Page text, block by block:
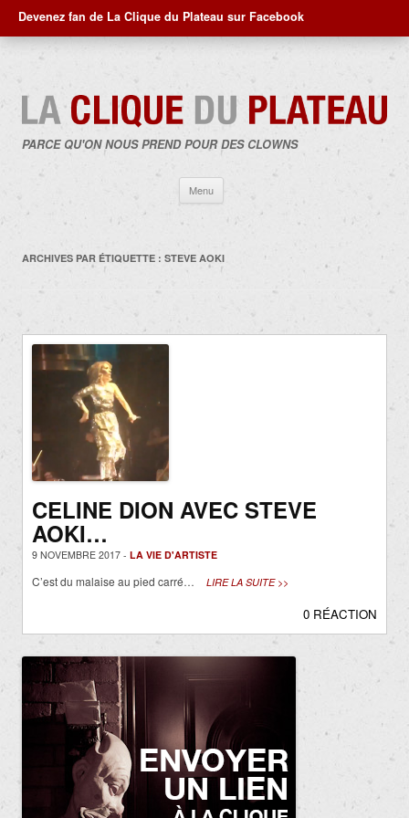
Devenez fan de La Clique du Plateau sur Facebook
PARCE QU'ON NOUS PREND POUR DES CLOWNS
Menu
contenu
ARCHIVES PAR ÉTIQUETTE : STEVE AOKI
CELINE DION AVEC STEVE
AOKI…
9 NOVEMBRE 2017 - LA VIE D'ARTISTE
C’est du malaise au pied carré… LIRE LA SUITE >>
0 RÉACTION